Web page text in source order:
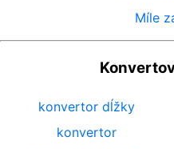
Míle
konvertor dĺžky
konvertor